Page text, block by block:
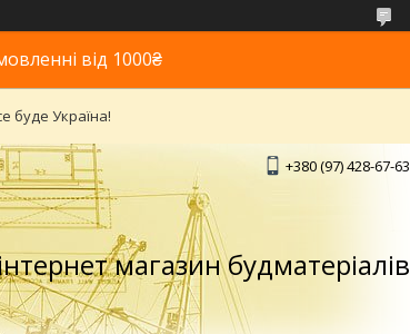
від 1000₴
буде Україна!
+380 (97) 428-67-63
магазин будматеріалів